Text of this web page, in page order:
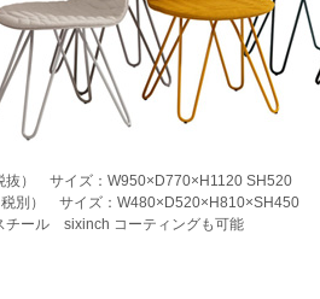
） サイズ：W950×D770×H1120 SH520
税別） サイズ：W480×D520×H810×SH450
チール sixinch コーティングも可能